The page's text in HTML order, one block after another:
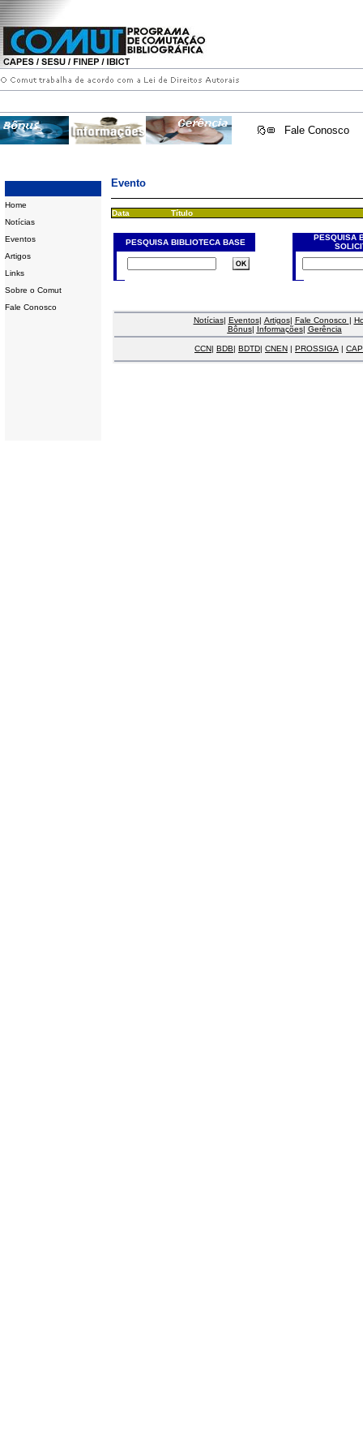
Fale Conosco
Home
Notícias
Eventos
Artigos
Links
Sobre o Comut
Fale Conosco
Evento
Data Título
PESQUISA BIBLIOTECA BASE
PESQUISA
Notícias| Eventos| Artigos| Fale Conosco |
Bônus| Informações| Gerência
CCN| BDB| BDTD| CNEN | PROSSIGA |